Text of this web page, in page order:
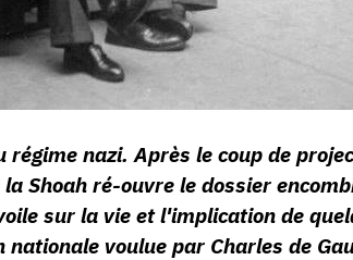
nazi. Après le coup de
Shoah ré-ouvre le dossier
sur la vie et l'implication de
voulue par Charles de